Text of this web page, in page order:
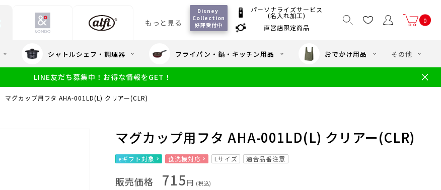
もっと見る
以上送料無料
サーモスのeギフト
ギフトのご案内
Disney
Collection
好評受付中
パーソナライズサービス
(名入れ加工)
直営店限定商品
食洗機対応 幼児・園児向け水筒
小学生 中・高学年向け水筒
0
シャトルシェフ・調理器 フライパン・鍋・キッチン用品 おでかけ用品 その他
LINE友だち募集中！お得な情報をGET！
マグカップ用フタ AHA-001LD(L) クリアー(CLR)
マグカップ用フタ AHA-001LD(L) クリアー(CLR)
eギフト対象 食洗機対応 Lサイズ 適合品番注意
販売価格 715円 (税込)